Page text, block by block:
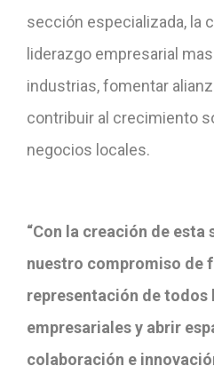
sección especializada, la
liderazgo empresarial
industrias, fomentar
contribuir al crecimiento
negocios locales.
“Con la creación de
nuestro compromiso de
representación de todos
empresariales y abrir
colaboración e